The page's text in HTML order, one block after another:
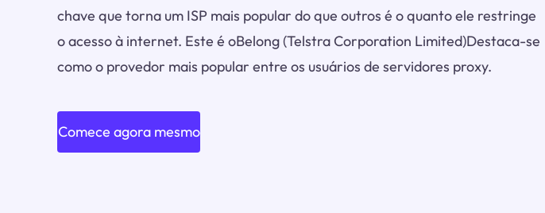
chave que torna um ISP mais popular do que outros é o quanto ele restringe
o acesso à internet. Este é oBelong (Telstra Corporation Limited)Destaca-se
como o provedor mais popular entre os usuários de servidores proxy.
Comece agora mesmo